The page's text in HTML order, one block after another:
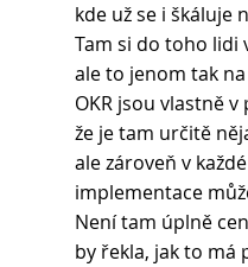
kde už se i škáluje
Tam si do toho lidi
ale to jenom tak
OKR jsou vlastně
že je tam určitě
ale zároveň v
implementace
Není tam úplně
by řekla, jak to má